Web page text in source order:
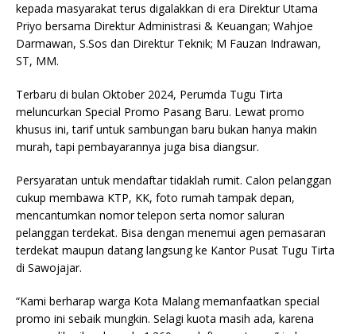
kepada masyarakat terus digalakkan di era Direktur Utama
Priyo bersama Direktur Administrasi & Keuangan; Wahjoe
Darmawan, S.Sos dan Direktur Teknik; M Fauzan Indrawan,
ST, MM.
Terbaru di bulan Oktober 2024, Perumda Tugu Tirta
meluncurkan Special Promo Pasang Baru. Lewat promo
khusus ini, tarif untuk sambungan baru bukan hanya makin
murah, tapi pembayarannya juga bisa diangsur.
Persyaratan untuk mendaftar tidaklah rumit. Calon pelanggan
cukup membawa KTP, KK, foto rumah tampak depan,
mencantumkan nomor telepon serta nomor saluran
pelanggan terdekat. Bisa dengan menemui agen pemasaran
terdekat maupun datang langsung ke Kantor Pusat Tugu Tirta
di Sawojajar.
“Kami berharap warga Kota Malang memanfaatkan special
promo ini sebaik mungkin. Selagi kuota masih ada, karena